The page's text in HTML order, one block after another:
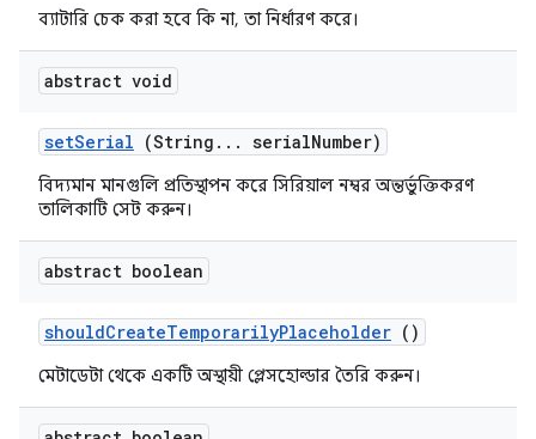
ব্যাটারি চেক করা হবে কি না, তা নির্ধারণ করে।
abstract void
setSerial (String . . . serialNumber)
বিদ্যমান মানগুলি প্রতিস্থাপন করে সিরিয়াল নম্বর অন্তর্ভুক্তিকরণ
তালিকাটি সেট করুন।
abstract boolean
shouldCreateTemporarilyPlaceholder ()
মেটাডেটা থেকে একটি অস্থায়ী প্লেসহোল্ডার তৈরি করুন।